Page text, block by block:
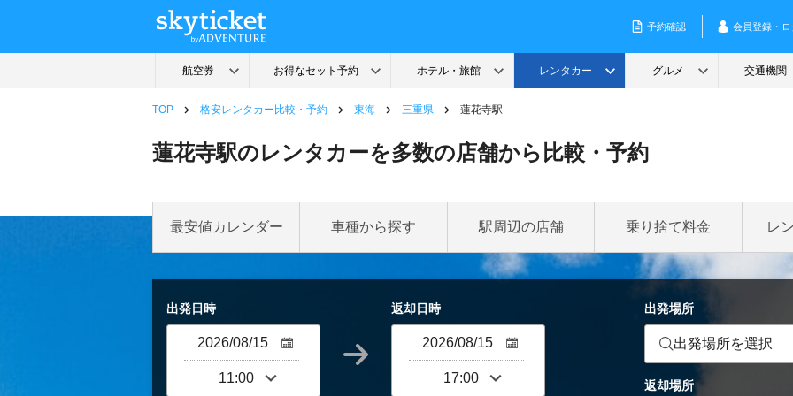
TOP 格安レンタカー比較・予約 東海 三重県 蓮花寺駅
蓮花寺駅のレンタカーを多数の店舗から比較・予約
最安値カレンダー 車種から探す 駅周辺の店舗 乗り捨て料金 レ
出発日時 返却日時 出発場所
出発場所を選択
返却場所